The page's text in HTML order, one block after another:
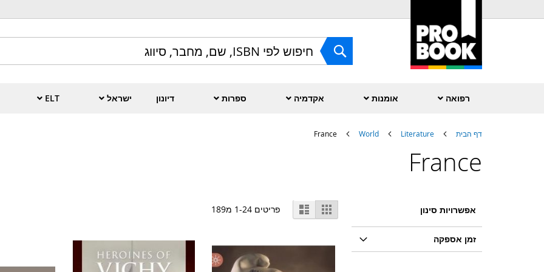
to
Content
חפש
רפואה אומנות אקדמיה ספרות דיונון ישראל ELT
דף הבית Literature
World
France
France
הצג
כ-
גריד
(רשת)
רשימהפריטים 1-24 מ189 אפשרויות סינון
זמן אספקה